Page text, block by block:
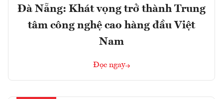
Đà Nẵng: Khát vọng trở thành Trung
tâm công nghệ cao hàng đầu Việt
Nam
Đọc ngay